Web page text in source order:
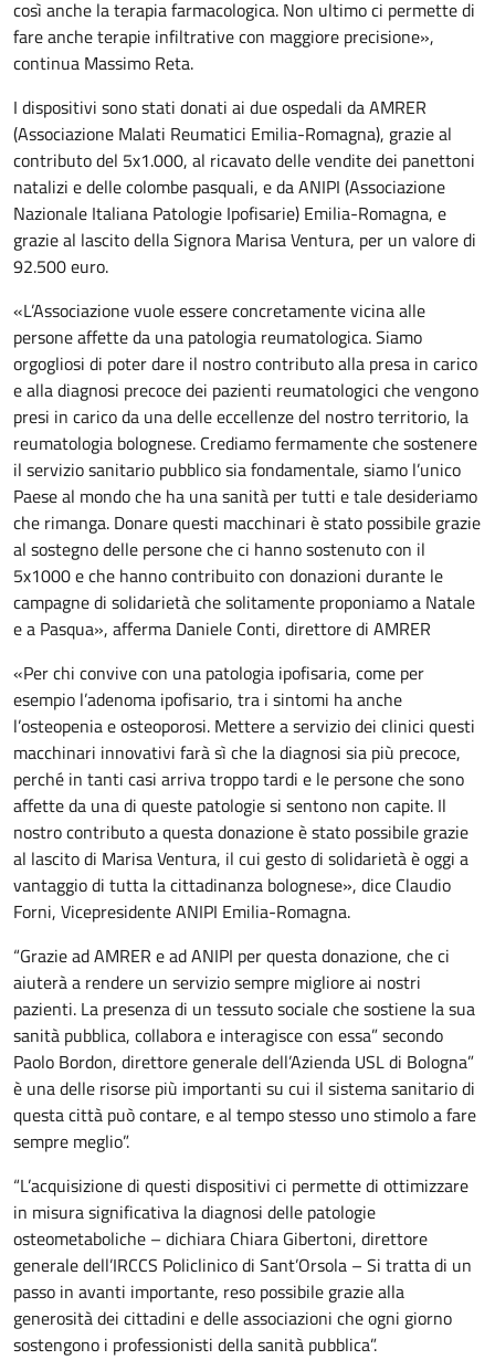
così anche la terapia farmacologica. Non ultimo ci permette di
fare anche terapie infiltrative con maggiore precisione»,
continua Massimo Reta.
I dispositivi sono stati donati ai due ospedali da AMRER
(Associazione Malati Reumatici Emilia-Romagna), grazie al
contributo del 5x1.000, al ricavato delle vendite dei panettoni
natalizi e delle colombe pasquali, e da ANIPI (Associazione
Nazionale Italiana Patologie Ipofisarie) Emilia-Romagna, e
grazie al lascito della Signora Marisa Ventura, per un valore di
92.500 euro.
«L’Associazione vuole essere concretamente vicina alle
persone affette da una patologia reumatologica. Siamo
orgogliosi di poter dare il nostro contributo alla presa in carico
e alla diagnosi precoce dei pazienti reumatologici che vengono
presi in carico da una delle eccellenze del nostro territorio, la
reumatologia bolognese. Crediamo fermamente che sostenere
il servizio sanitario pubblico sia fondamentale, siamo l’unico
Paese al mondo che ha una sanità per tutti e tale desideriamo
che rimanga. Donare questi macchinari è stato possibile grazie
al sostegno delle persone che ci hanno sostenuto con il
5x1000 e che hanno contribuito con donazioni durante le
campagne di solidarietà che solitamente proponiamo a Natale
e a Pasqua», afferma Daniele Conti, direttore di AMRER
«Per chi convive con una patologia ipofisaria, come per
esempio l’adenoma ipofisario, tra i sintomi ha anche
l’osteopenia e osteoporosi. Mettere a servizio dei clinici questi
macchinari innovativi farà sì che la diagnosi sia più precoce,
perché in tanti casi arriva troppo tardi e le persone che sono
affette da una di queste patologie si sentono non capite. Il
nostro contributo a questa donazione è stato possibile grazie
al lascito di Marisa Ventura, il cui gesto di solidarietà è oggi a
vantaggio di tutta la cittadinanza bolognese», dice Claudio
Forni, Vicepresidente ANIPI Emilia-Romagna.
“Grazie ad AMRER e ad ANIPI per questa donazione, che ci
aiuterà a rendere un servizio sempre migliore ai nostri
pazienti. La presenza di un tessuto sociale che sostiene la sua
sanità pubblica, collabora e interagisce con essa” secondo
Paolo Bordon, direttore generale dell’Azienda USL di Bologna”
è una delle risorse più importanti su cui il sistema sanitario di
questa città può contare, e al tempo stesso uno stimolo a fare
sempre meglio”.
“L’acquisizione di questi dispositivi ci permette di ottimizzare
in misura significativa la diagnosi delle patologie
osteometaboliche – dichiara Chiara Gibertoni, direttore
generale dell’IRCCS Policlinico di Sant’Orsola – Si tratta di un
passo in avanti importante, reso possibile grazie alla
generosità dei cittadini e delle associazioni che ogni giorno
sostengono i professionisti della sanità pubblica”.